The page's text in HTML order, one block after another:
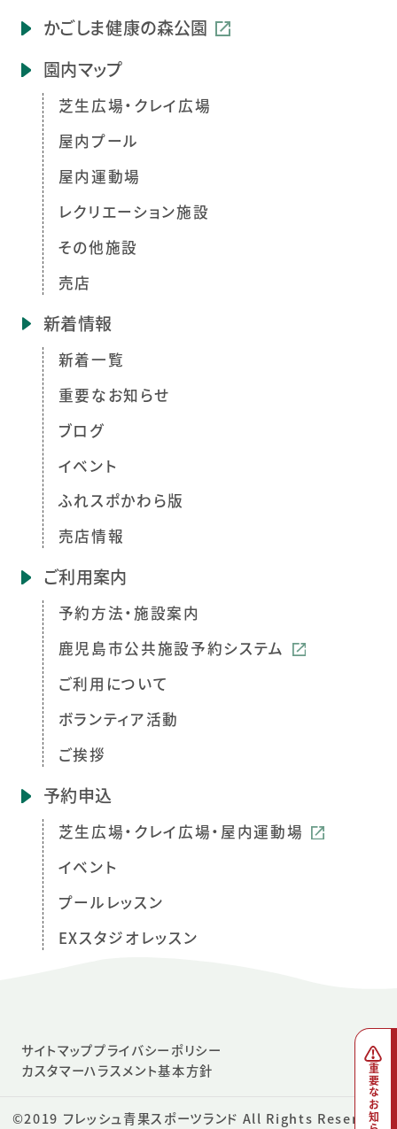
かごしま健康の森公園
園内マップ
芝生広場・クレイ広場
屋内プール
屋内運動場
レクリエーション施設
その他施設
売店
新着情報
新着一覧
重要なお知らせ
ブログ
イベント
ふれスポかわら版
売店情報
ご利用案内
予約方法・施設案内
鹿児島市公共施設予約システム
ご利用について
ボランティア活動
ご挨拶
予約申込
芝生広場・クレイ広場・屋内運動場
イベント
プールレッスン
EXスタジオレッスン
サイトマッププライバシーポリシー
カスタマーハラスメント基本方針
©2019 フレッシュ青果スポーツランド All Rights Reserved
重要なお知らせ